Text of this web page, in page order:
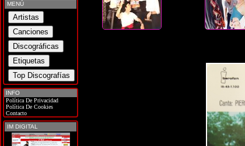
MENÚ
INFO
Política De Privacidad
Política De Cookies
Contacto
IM DIGITAL